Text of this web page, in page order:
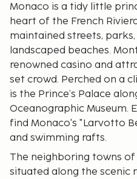
Monaco is a tidy little
heart of the French
maintained streets,
landscaped beaches.
renowned casino and
set crowd. Perched on a
is the Prince’s Palace
Oceanographic Museum.
find Monaco's "Larvotto
and swimming rafts.
The neighboring towns of
situated along the scenic